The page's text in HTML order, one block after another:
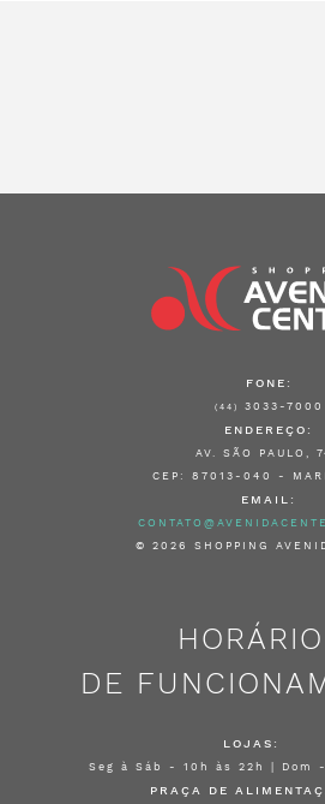
FONE:
(44) 3033-7000
ENDEREÇO:
AV. SÃO PAULO,
CEP: 87013-040 -
EMAIL:
© 2026 SHOPPING
HORÁRIO
DE
LOJAS:
Seg à Sáb - 10h às 22h | Dom
PRAÇA DE